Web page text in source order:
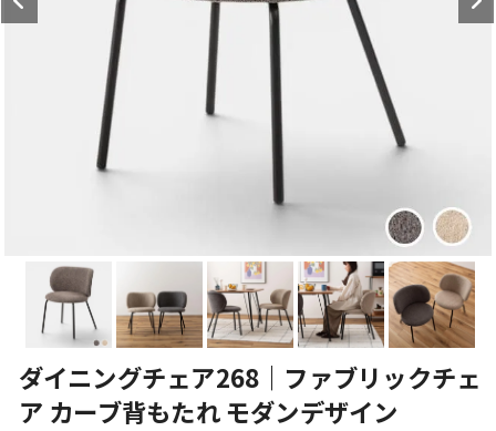
ダイニングチェア268｜ファブリックチェ
ア カーブ背もたれ モダンデザイン